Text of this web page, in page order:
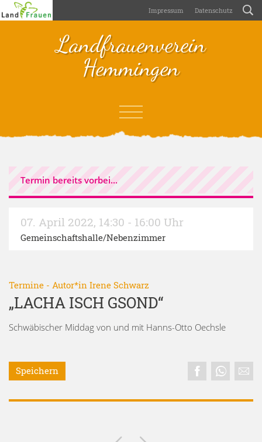
Impressum Datenschutz
Landfrauenverein
Hemmingen
Termin bereits vorbei...
07. April 2022, 14:30 - 16:00 Uhr
Gemeinschaftshalle/Nebenzimmer
Termine - Autor*in Irene Schwarz
„LACHA ISCH GSOND“
Schwäbischer Middag von und mit Hanns-Otto Oechsle
Speichern